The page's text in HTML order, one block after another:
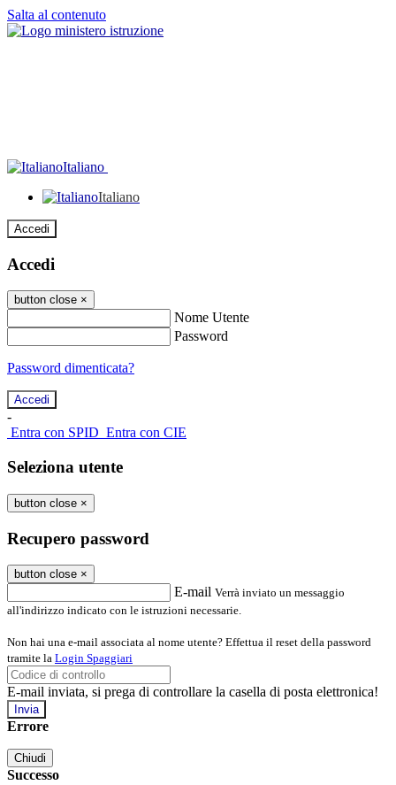
Salta al contenuto
Italiano
Italiano
Accedi
Accedi
button close ×
Nome Utente
Password
Password dimenticata?
-
Entra con SPID Entra con CIE
Seleziona utente
button close ×
Recupero password
button close ×
E-mail Verrà inviato un messaggio
all'indirizzo indicato con le istruzioni necessarie.
Non hai una e-mail associata al nome utente? Effettua il reset della password
tramite la Login Spaggiari
E-mail inviata, si prega di controllare la casella di posta elettronica!
Errore
Chiudi
Successo